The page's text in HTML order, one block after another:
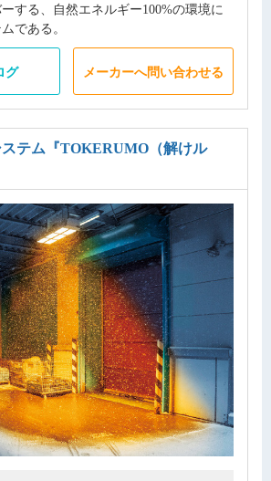
する、自然エネルギー100%の環境に
である。
グ メーカーへ問い合わせる
テム 『TOKERUMO（解けル